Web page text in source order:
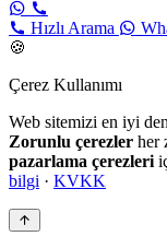
Hızlı Arama
🍪
Çerez Kullanımı
Web sitemizi en iyi
Zorunlu çerezler her
pazarlama çerezleri
bilgi · KVKK